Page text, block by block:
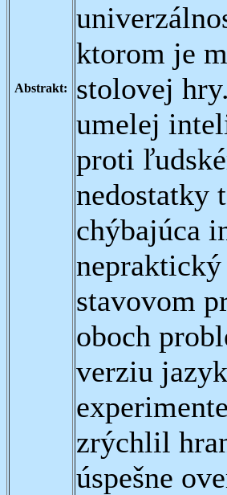
Abstrakt:
ktorom je
stolovej
umelej
proti
nedostatky
chýbajúca
nepraktický
stavovom
oboch
verziu
zrýchlil
úspešne